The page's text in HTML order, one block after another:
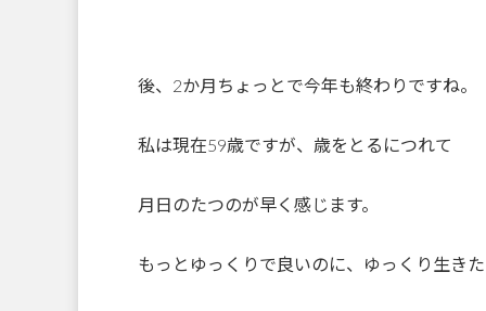
後、2か月ちょっとで今年も終わりですね。
私は現在59歳ですが、歳をとるにつれて
月日のたつのが早く感じます。
もっとゆっくりで良いのに、ゆっくり生き